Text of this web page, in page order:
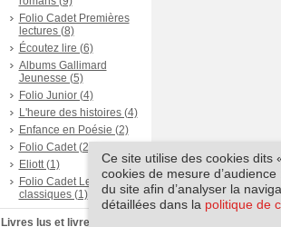
Folio Cadet Premières
lectures (8)
Écoutez lire (6)
Albums Gallimard
Jeunesse (5)
Folio Junior (4)
L'heure des histoires (4)
Enfance en Poésie (2)
Folio Cadet (2)
Eliott (1)
Folio Cadet Les
classiques (1)
Livres lus et livres + CD (7)
Ce site utilise des cookies dits
cookies de mesure
du site afin d’analyser la
détaillées dans la politique de